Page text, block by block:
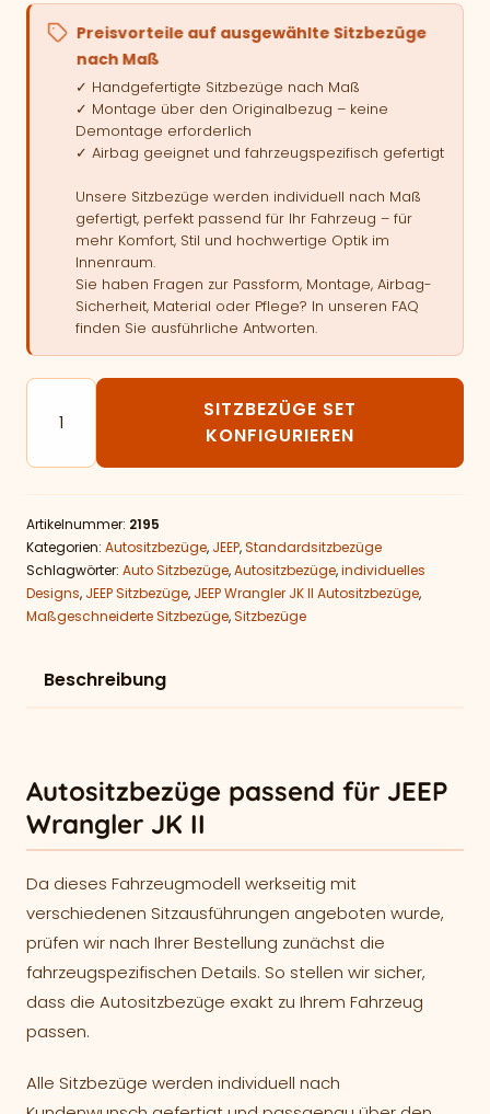
Preisvorteile auf ausgewählte Sitzbezüge
nach Maß
✓ Handgefertigte Sitzbezüge nach Maß
✓ Montage über den Originalbezug – keine
Demontage erforderlich
✓ Airbag geeignet und fahrzeugspezifisch gefertigt
Unsere Sitzbezüge werden individuell nach Maß
gefertigt, perfekt passend für Ihr Fahrzeug – für
mehr Komfort, Stil und hochwertige Optik im
Innenraum.
Sie haben Fragen zur Passform, Montage, Airbag-
Sicherheit, Material oder Pflege? In unseren FAQ
finden Sie ausführliche Antworten.
Autositzbezüge passend für JEEP Wrangler JK II
SITZBEZÜGE SET
KONFIGURIEREN
Artikelnummer: 2195
Kategorien: Autositzbezüge, JEEP,Standardsitzbezüge
Schlagwörter: Auto Sitzbezüge,Autositzbezüge,individuelles
Designs, JEEP Sitzbezüge, JEEP Wrangler JK II Autositzbezüge,
Maßgeschneiderte Sitzbezüge,Sitzbezüge
Beschreibung
Autositzbezüge passend für JEEP
Wrangler JK II
Da dieses Fahrzeugmodell werkseitig mit
verschiedenen Sitzausführungen angeboten wurde,
prüfen wir nach Ihrer Bestellung zunächst die
fahrzeugspezifischen Details. So stellen wir sicher,
dass die Autositzbezüge exakt zu Ihrem Fahrzeug
passen.
Alle Sitzbezüge werden individuell nach